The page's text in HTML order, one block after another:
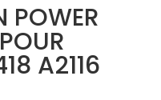
POWER
A2116